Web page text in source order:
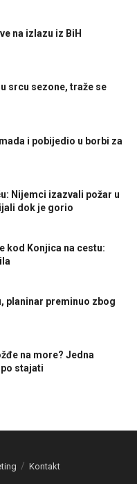
na izlazu iz BiH
srcu sezone, traže se
i pobijedio u borbi za
Nijemci izazvali požar u
dok je gorio
kod Konjica na cestu:
planinar preminuo zbog
na more? Jedna
stajati
Kontakt